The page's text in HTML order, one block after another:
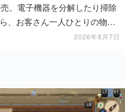
。電子機器を分解したり掃除
、お客さん一人ひとりの物語
2026年8月7日